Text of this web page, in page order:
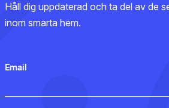
Håll dig uppdaterad och ta del av de
inom smarta hem.
Email